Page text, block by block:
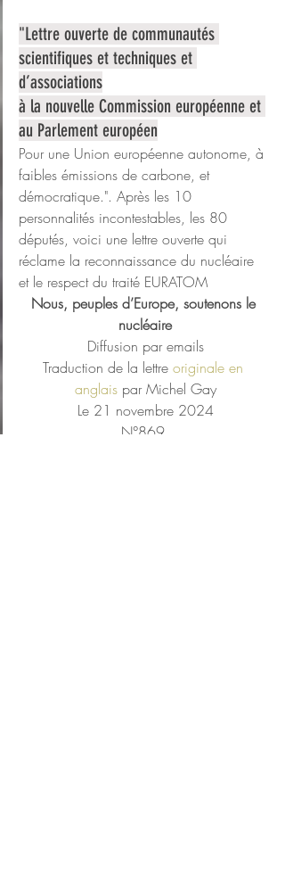
"Lettre ouverte de communautés
scientifiques et techniques et
d’associations
à la nouvelle Commission européenne et
au Parlement européen
Pour une Union européenne autonome, à
faibles émissions de carbone, et
démocratique.". Après les 10
personnalités incontestables, les 80
députés, voici une lettre ouverte qui
réclame la reconnaissance du nucléaire
et le respect du traité EURATOM
Nous, peuples d’Europe, soutenons le
nucléaire
Diffusion par emails
Traduction de la lettre originale en
anglais par Michel Gay
Le 21 novembre 2024
N°869